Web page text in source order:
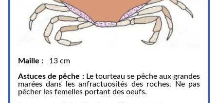
Maille : 13 cm
Astuces de pêche :Le tourteau se pêche aux grandes
marées dans les anfractuosités des roches. Ne pas
pêcher les femelles portant des oeufs.